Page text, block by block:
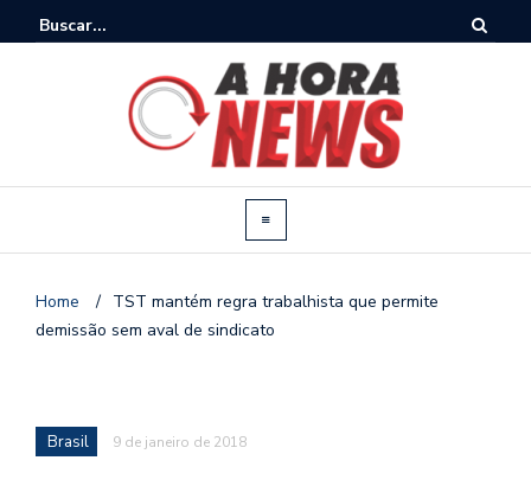
Home / TST mantém regra trabalhista que permite
demissão sem aval de sindicato
Brasil 9 de janeiro de 2018